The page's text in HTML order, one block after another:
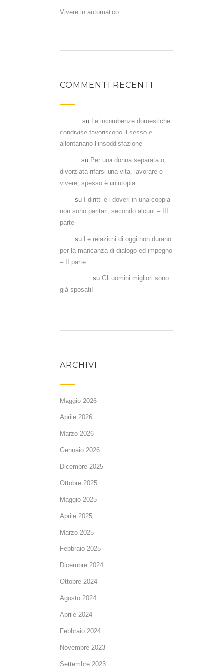
Vivere in automatico
COMMENTI RECENTI
su Le incombenze domestiche
condivise favoriscono il sesso e
allontanano l’insoddisfazione
su Per una donna separata o
divorziata rifarsi una vita, lavorare e
vivere, spesso è un’utopia.
su
I diritti e i doveri in una coppia
non sono paritari, secondo alcuni – III
parte
su Le relazioni di oggi non durano
per la mancanza di dialogo ed impegno
– II parte
su Gli uomini migliori sono
già sposati!
ARCHIVI
Maggio 2026
Aprile 2026
Marzo 2026
Gennaio 2026
Dicembre 2025
Ottobre 2025
Maggio 2025
Aprile 2025
Marzo 2025
Febbraio 2025
Dicembre 2024
Ottobre 2024
Agosto 2024
Aprile 2024
Febbraio 2024
Novembre 2023
Settembre 2023